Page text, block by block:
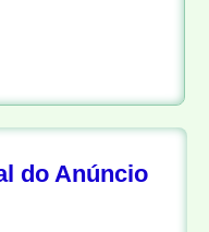
do Anúncio